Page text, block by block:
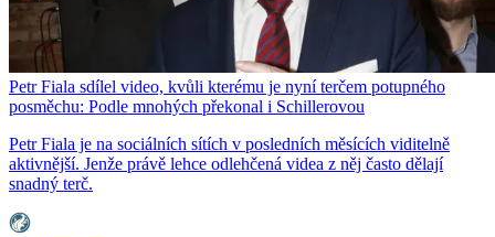
Petr Fiala sdílel video, kvůli kterému je nyní terčem potupného
posměchu: Podle mnohých překonal i Schillerovou
Petr Fiala je na sociálních sítích v posledních měsících viditelně
aktivnější. Jenže právě lehce odlehčená videa z něj často dělají
snadný terč.